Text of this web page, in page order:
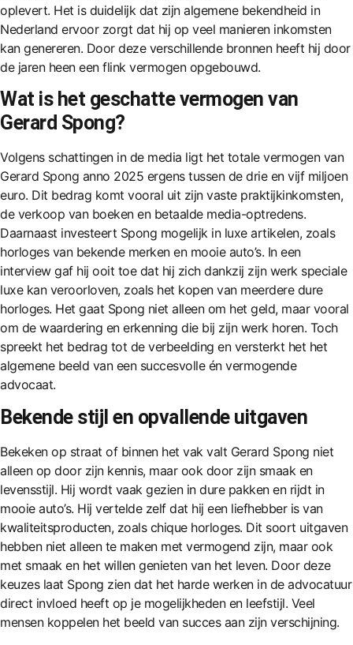
oplevert. Het is duidelijk dat zijn algemene bekendheid in
Nederland ervoor zorgt dat hij op veel manieren inkomsten
kan genereren. Door deze verschillende bronnen heeft hij door
de jaren heen een flink vermogen opgebouwd.
Wat is het geschatte vermogen van
Gerard Spong?
Volgens schattingen in de media ligt het totale vermogen van
Gerard Spong anno 2025 ergens tussen de drie en vijf miljoen
euro. Dit bedrag komt vooral uit zijn vaste praktijkinkomsten,
de verkoop van boeken en betaalde media-optredens.
Daarnaast investeert Spong mogelijk in luxe artikelen, zoals
horloges van bekende merken en mooie auto’s. In een
interview gaf hij ooit toe dat hij zich dankzij zijn werk speciale
luxe kan veroorloven, zoals het kopen van meerdere dure
horloges. Het gaat Spong niet alleen om het geld, maar vooral
om de waardering en erkenning die bij zijn werk horen. Toch
spreekt het bedrag tot de verbeelding en versterkt het het
algemene beeld van een succesvolle én vermogende
advocaat.
Bekende stijl en opvallende uitgaven
Bekeken op straat of binnen het vak valt Gerard Spong niet
alleen op door zijn kennis, maar ook door zijn smaak en
levensstijl. Hij wordt vaak gezien in dure pakken en rijdt in
mooie auto’s. Hij vertelde zelf dat hij een liefhebber is van
kwaliteitsproducten, zoals chique horloges. Dit soort uitgaven
hebben niet alleen te maken met vermogend zijn, maar ook
met smaak en het willen genieten van het leven. Door deze
keuzes laat Spong zien dat het harde werken in de advocatuur
direct invloed heeft op je mogelijkheden en leefstijl. Veel
mensen koppelen het beeld van succes aan zijn verschijning.